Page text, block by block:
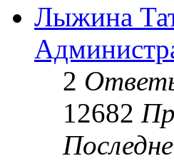
Лыжина
2
12682